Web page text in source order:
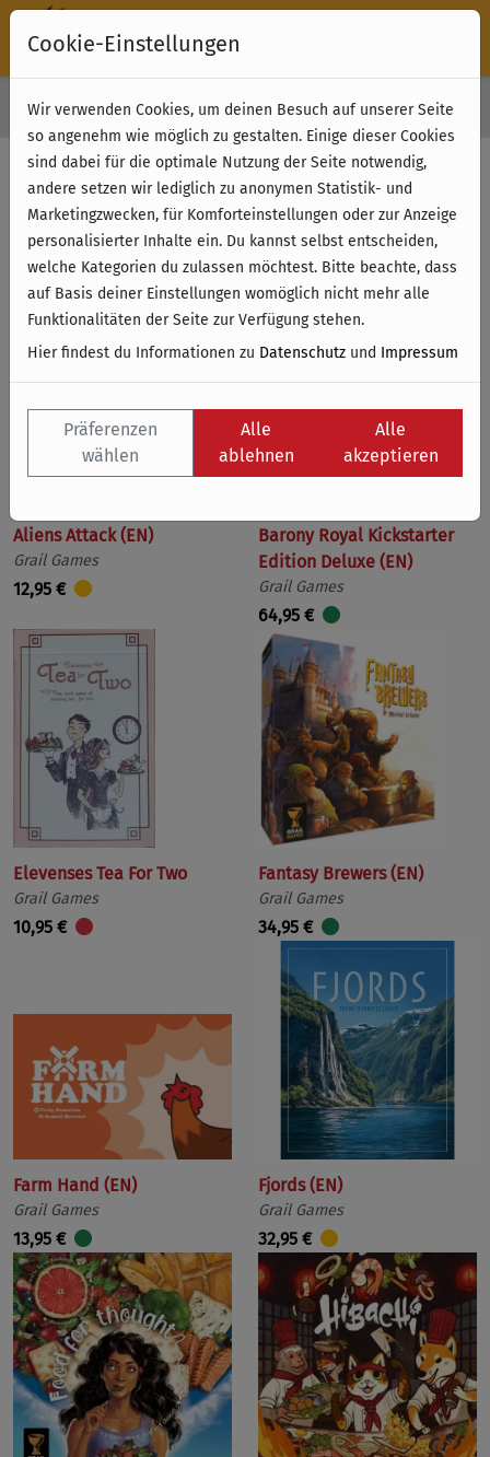
Kostenloser Versand & Retoure ab 49 € (innerhalb Deutschlands)
Filter anzeigen
Name
Aliens Attack (EN)
Grail Games
12,95 €
Barony Royal Kickstarter
Edition Deluxe (EN)
Grail Games
64,95 €
Elevenses Tea For Two
Grail Games
10,95 €
Fantasy Brewers (EN)
Grail Games
34,95 €
Farm Hand (EN)
Grail Games
13,95 €
Fjords (EN)
Grail Games
32,95 €
Cookie-Einstellungen
Wir verwenden Cookies, um deinen Besuch auf unserer Seite
so angenehm wie möglich zu gestalten. Einige dieser Cookies
sind dabei für die optimale Nutzung der Seite notwendig,
andere setzen wir lediglich zu anonymen Statistik- und
Marketingzwecken, für Komforteinstellungen oder zur Anzeige
personalisierter Inhalte ein. Du kannst selbst entscheiden,
welche Kategorien du zulassen möchtest. Bitte beachte, dass
auf Basis deiner Einstellungen womöglich nicht mehr alle
Funktionalitäten der Seite zur Verfügung stehen.
Hier findest du Informationen zu Datenschutz und Impressum
Präferenzen
wählen
Alle
ablehnen
Alle
akzeptieren